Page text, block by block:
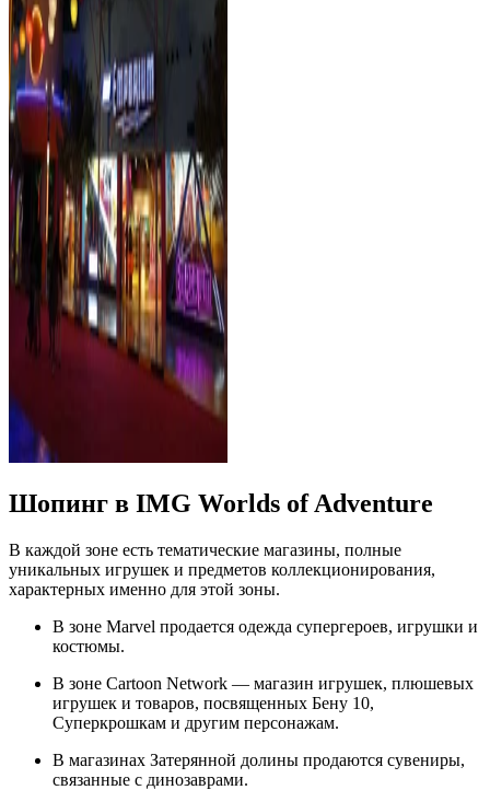
Шопинг в IMG Worlds of Adventure
В каждой зоне есть тематические магазины, полные
уникальных игрушек и предметов коллекционирования,
характерных именно для этой зоны.
В зоне Marvel продается одежда супергероев, игрушки и
костюмы.
В зоне Cartoon Network — магазин игрушек, плюшевых
игрушек и товаров, посвященных Бену 10,
Суперкрошкам и другим персонажам.
В магазинах Затерянной долины продаются сувениры,
связанные с динозаврами.